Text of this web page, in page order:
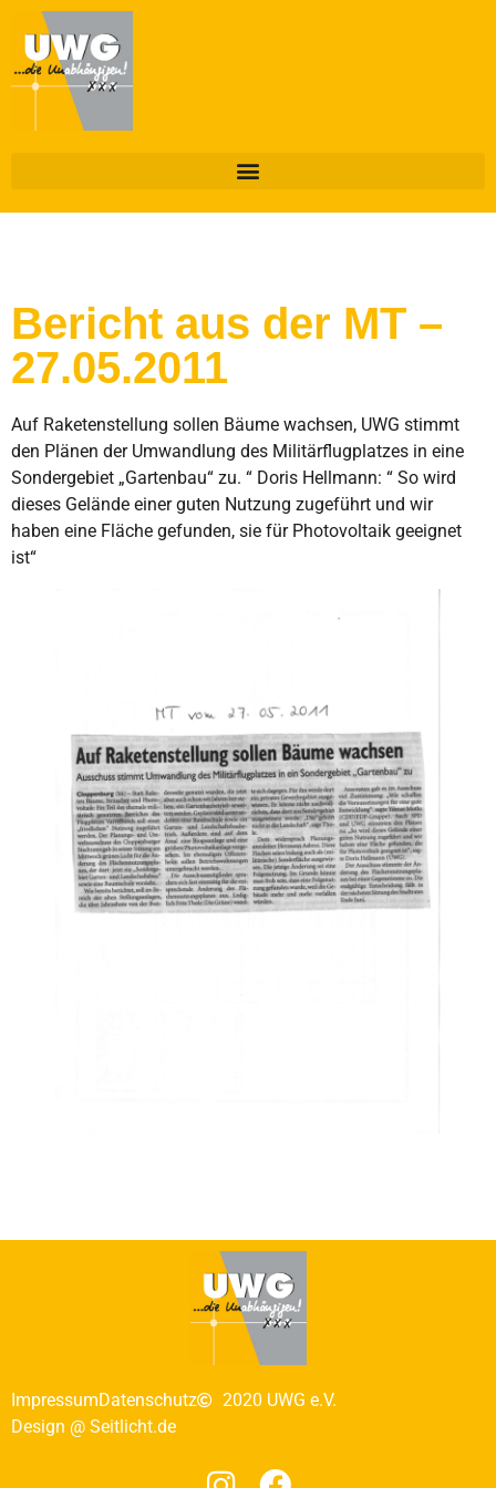
Bericht aus der MT –
27.05.2011
Auf Raketenstellung sollen Bäume wachsen, UWG stimmt
den Plänen der Umwandlung des Militärflugplatzes in eine
Sondergebiet „Gartenbau“ zu. “ Doris Hellmann: “ So wird
dieses Gelände einer guten Nutzung zugeführt und wir
haben eine Fläche gefunden, sie für Photovoltaik geeignet
ist“
ImpressumDatenschutz
2020 UWG e.V.
Design @ Seitlicht.de